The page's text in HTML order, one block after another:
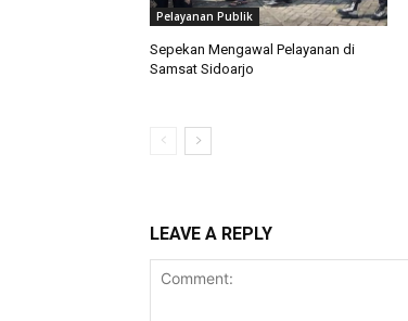
Pelayanan Publik
Sepekan Mengawal Pelayanan di
Samsat Sidoarjo
LEAVE A REPLY